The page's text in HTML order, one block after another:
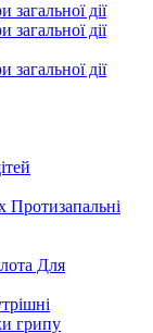
дії
дії
дії
Протизапальні
Для
грипу